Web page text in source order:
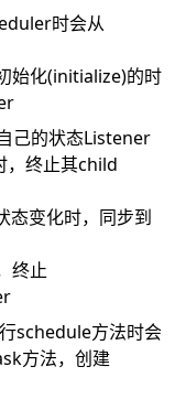
时会从
始化(initialize)的时
己的状态Listener
终止其child
变化时，同步到
终止
schedule方法时会
方法，创建